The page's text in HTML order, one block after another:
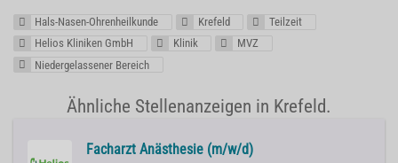
Hals-Nasen-Ohrenheilkunde Krefeld
Teilzeit
Helios Kliniken GmbH
Klinik
MVZ
Niedergelassener Bereich
Ähnliche Stellenanzeigen in Krefeld.
Facharzt Anästhesie (m/w/d)